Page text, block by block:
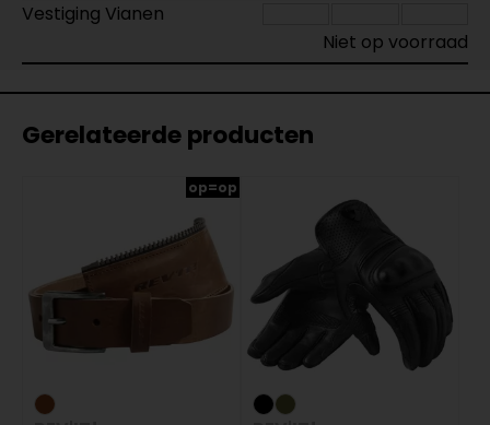
Vestiging Vianen
Niet op voorraad
Gerelateerde producten
op=op